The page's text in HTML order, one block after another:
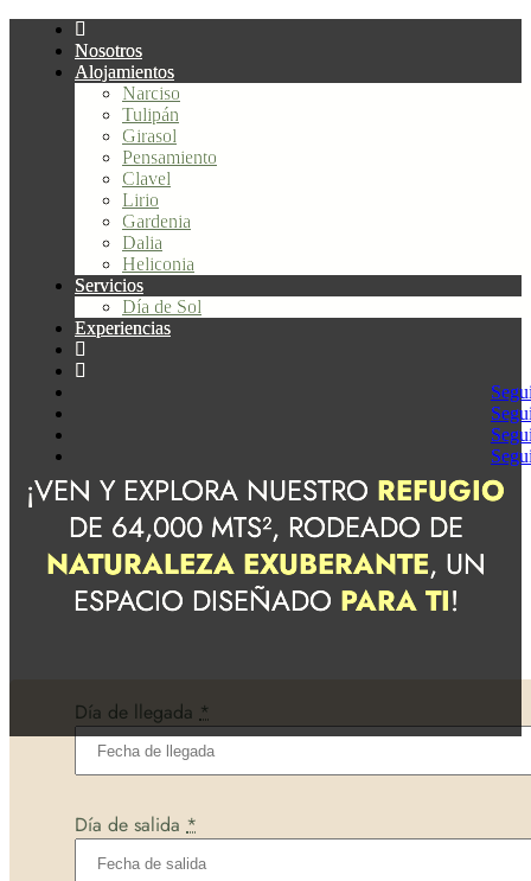
Nosotros
Alojamientos
Narciso
Tulipán
Girasol
Pensamiento
Clavel
Lirio
Gardenia
Dalia
Heliconia
Servicios
Día de Sol
Experiencias
¡VEN Y EXPLORA NUESTRO REFUGIO
DE 64,000 MTS², RODEADO DE
NATURALEZA EXUBERANTE, UN
ESPACIO DISEÑADO PARA TI!
Día de llegada *
Día de salida *